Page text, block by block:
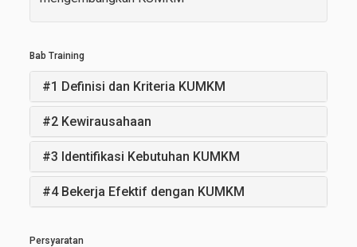
Bab Training
#1 Definisi dan Kriteria KUMKM
#2 Kewirausahaan
#3 Identifikasi Kebutuhan KUMKM
#4 Bekerja Efektif dengan KUMKM
Persyaratan